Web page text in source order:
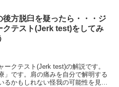
後方脱臼を疑ったら・・・ジ
クテスト(Jerk test)をしてみ
クテスト(Jerk test)の解説です。
」です。肩の痛みを自分で解明する
るかもしれない怪我の可能性を見つ